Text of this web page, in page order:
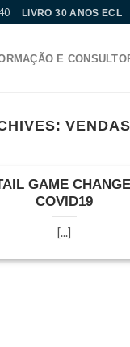
LIVRO 30 ANOS ECL
E
GAME
COVID19
[...]